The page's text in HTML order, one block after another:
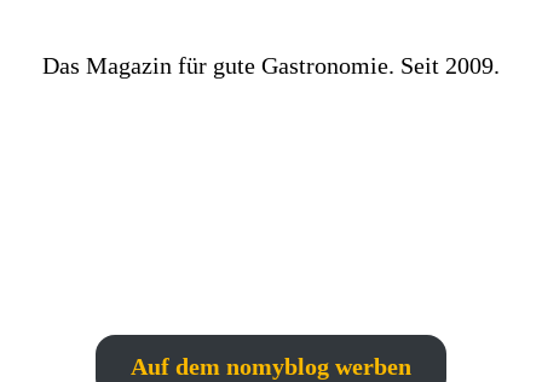
Das Magazin für gute Gastronomie. Seit 2009.
Auf dem nomyblog werben